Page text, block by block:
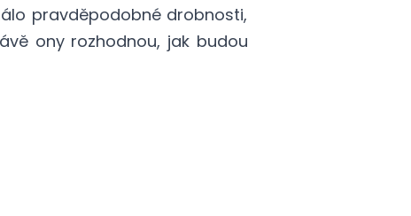
pravděpodobné drobnosti,
ony rozhodnou, jak budou